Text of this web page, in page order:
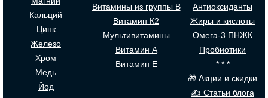
Кальций
Цинк
Железо
Хром
Медь
Йод
Витамины из группы В
Витамин К2
Мультивитамины
Витамин А
Витамин Е
Антиоксиданты
Жиры и кислоты
Омега-3 ПНЖК
Пробиотики
* * *
🎁 Акции и скидки
✍ Статьи блога